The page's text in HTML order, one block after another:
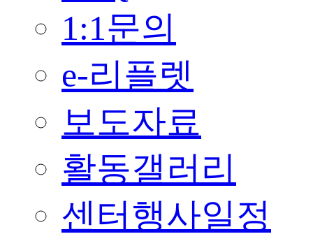
1:1문의
e-리플렛
보도자료
활동갤러리
센터행사일정